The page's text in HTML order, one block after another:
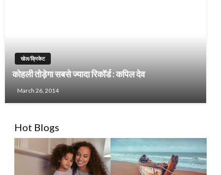
खेल/क्रिकेट
कोहली तोड़ेगा सबसे ज्यादा रिकॉर्ड : कपिल देव
March 26, 2014
Hot Blogs